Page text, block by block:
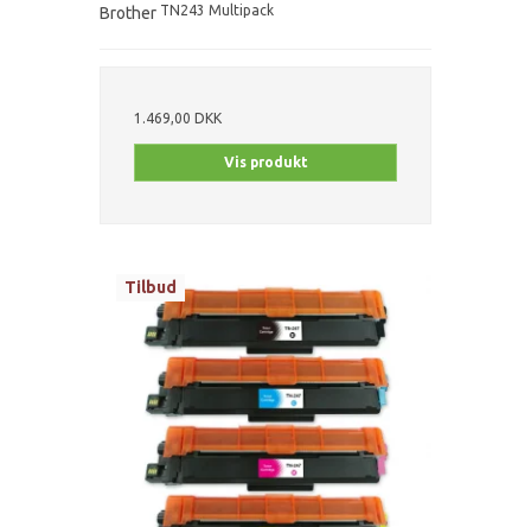
Brother TN243 Multipack
1.469,00 DKK
Vis produkt
Tilbud